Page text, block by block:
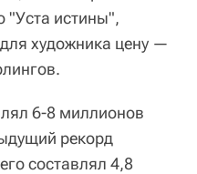
"Уста истины",
художника цену —
6-8 миллионов
рекорд
составлял 4,8